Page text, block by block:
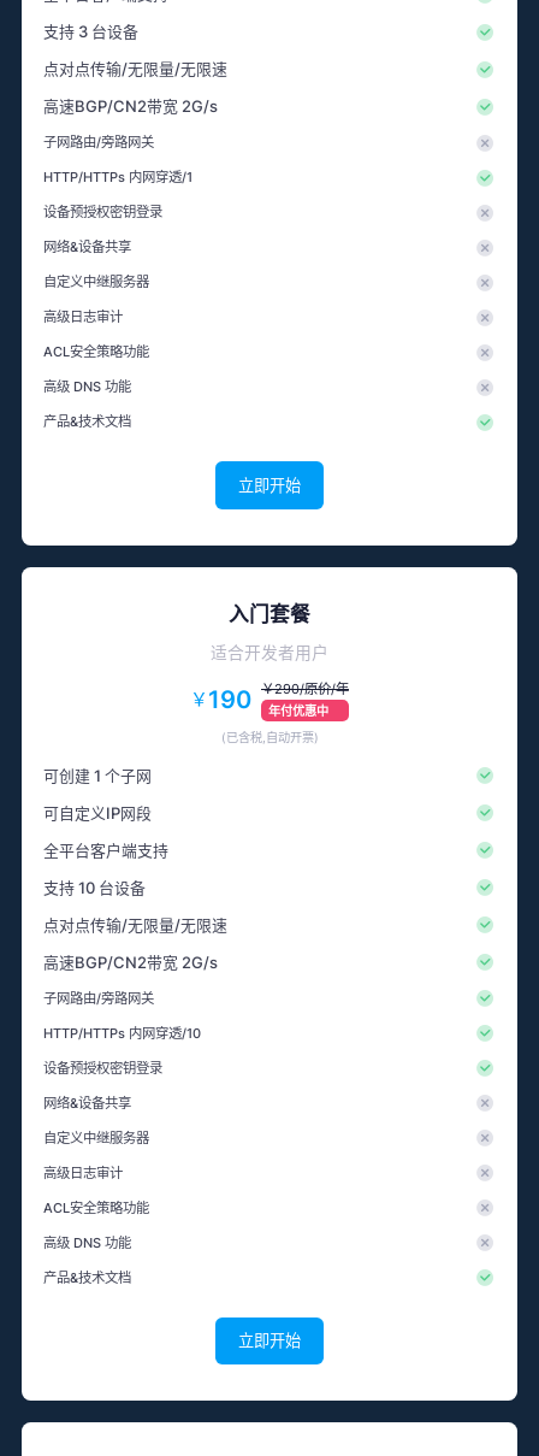
支持 3 台设备
点对点传输/无限量/无限速
高速BGP/CN2带宽 2G/s
子网路由/旁路网关
HTTP/HTTPs 内网穿透/1
设备预授权密钥登录
网络&设备共享
自定义中继服务器
高级日志审计
ACL安全策略功能
高级 DNS 功能
产品&技术文档
立即开始
入门套餐
适合开发者用户
￥ 190 ￥290/原价/年
年付优惠中
(已含税,自动开票)
可创建 1 个子网
可自定义IP网段
全平台客户端支持
支持 10 台设备
点对点传输/无限量/无限速
高速BGP/CN2带宽 2G/s
子网路由/旁路网关
HTTP/HTTPs 内网穿透/10
设备预授权密钥登录
网络&设备共享
自定义中继服务器
高级日志审计
ACL安全策略功能
高级 DNS 功能
产品&技术文档
立即开始